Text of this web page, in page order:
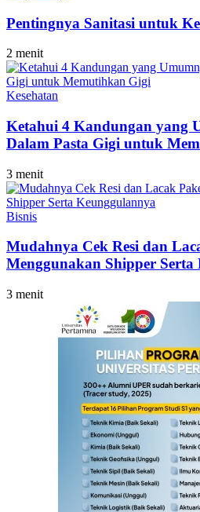
Pentingnya Sanitasi untuk
2 menit
Kesehatan
Ketahui 4 Kandungan yang
Dalam Pasta Gigi untuk
3 menit
Bisnis
Mudahnya Cek Resi dan
Menggunakan Shipper
3 menit